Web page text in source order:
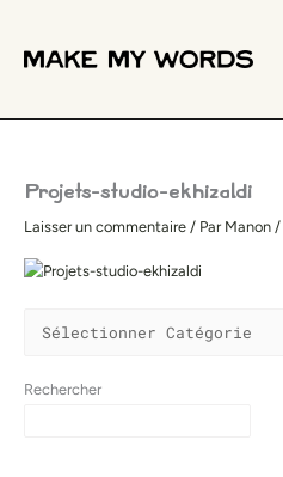
contenu
Projets-studio-ekhizaldi
Laisser un commentaire / Par Manon /
Rechercher